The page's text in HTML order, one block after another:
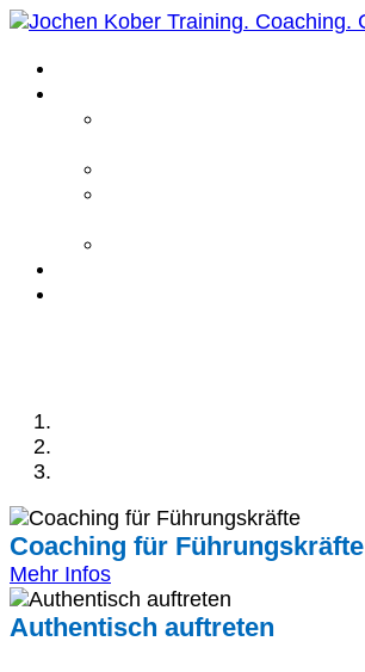
Coaching für Führungskräfte
Mehr Infos
Authentisch auftreten